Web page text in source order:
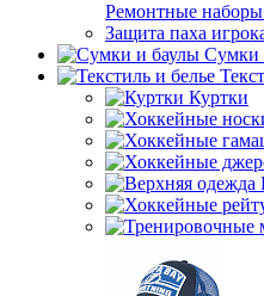
Ремонтные
Защита паха
Сумки
Куртки